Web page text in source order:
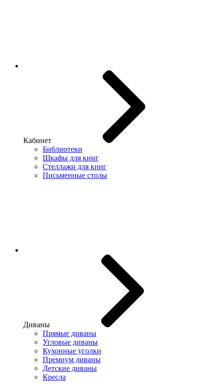
Кабинет
Библиотеки
Шкафы для книг
Стеллажи для книг
Письменные столы
Диваны
Прямые диваны
Угловые диваны
Кухонные уголки
Премиум диваны
Детские диваны
Кресла